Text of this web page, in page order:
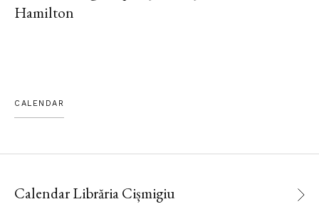
Hamilton
CALENDAR
Calendar Librăria Cișmigiu